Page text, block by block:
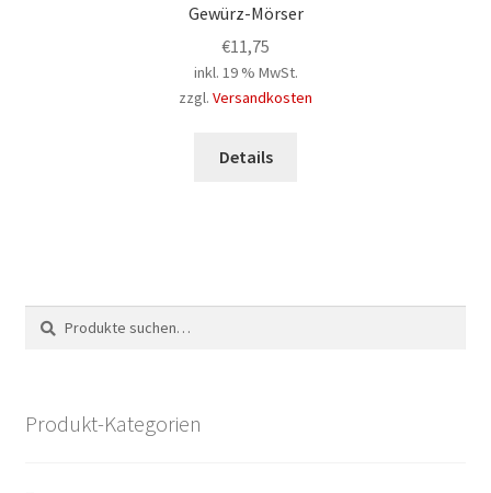
Gewürz-Mörser
€11,75
inkl. 19 % MwSt.
zzgl. Versandkosten
Details
Suche
nach:
Suchen
Produkt-Kategorien